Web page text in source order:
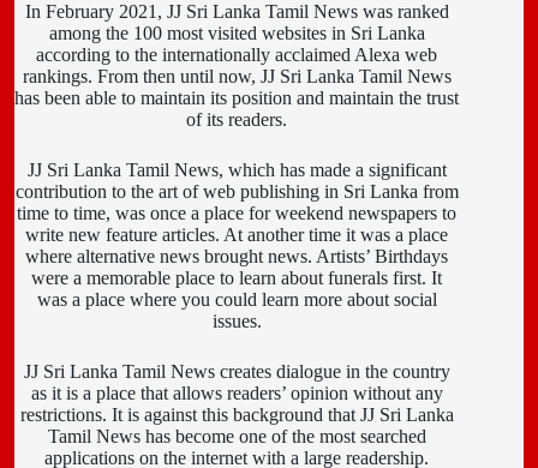
In February 2021, JJ Sri Lanka Tamil News was ranked
among the 100 most visited websites in Sri Lanka
according to the internationally acclaimed Alexa web
rankings. From then until now, JJ Sri Lanka Tamil News
has been able to maintain its position and maintain the trust
of its readers.
JJ Sri Lanka Tamil News, which has made a significant
contribution to the art of web publishing in Sri Lanka from
time to time, was once a place for weekend newspapers to
write new feature articles. At another time it was a place
where alternative news brought news. Artists’ Birthdays
were a memorable place to learn about funerals first. It
was a place where you could learn more about social
issues.
JJ Sri Lanka Tamil News creates dialogue in the country
as it is a place that allows readers’ opinion without any
restrictions. It is against this background that JJ Sri Lanka
Tamil News has become one of the most searched
applications on the internet with a large readership.